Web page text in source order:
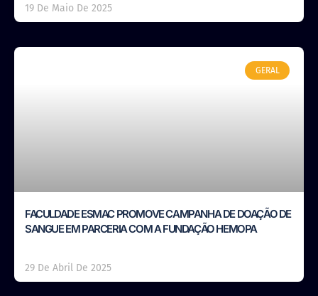
19 De Maio De 2025
GERAL
FACULDADE ESMAC PROMOVE CAMPANHA DE DOAÇÃO DE
SANGUE EM PARCERIA COM A FUNDAÇÃO HEMOPA
29 De Abril De 2025